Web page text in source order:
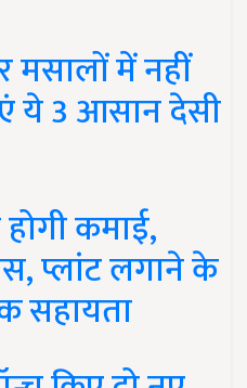
में नहीं
ये 3 आसान देसी
कमाई,
प्लांट लगाने के
सहायता